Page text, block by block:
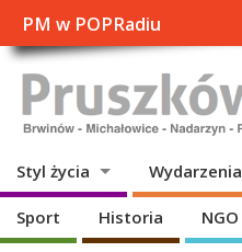
PM w POPRadiu
Styl życia Wydarzenia
Sport Historia NGO